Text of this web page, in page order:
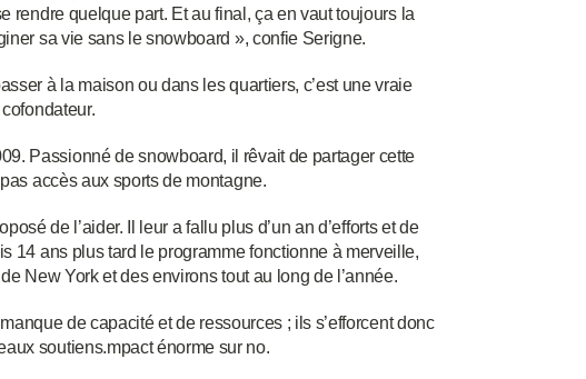
rendre quelque part. Et au final, ça en vaut toujours la
sa vie sans le snowboard », confie Serigne.
à la maison ou dans les quartiers, c’est une vraie
Passionné de snowboard, il rêvait de partager cette
accès aux sports de montagne.
de l’aider. Il leur a fallu plus d’un an d’efforts et de
14 ans plus tard le programme fonctionne à merveille,
New York et des environs tout au long de l’année.
de capacité et de ressources ; ils s’efforcent donc
soutiens.mpact énorme sur no.